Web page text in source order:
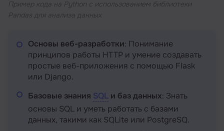
Основы веб-разработки: Понимание
принципов работы HTTP и умение создавать
простые веб-приложения с помощью Flask
или Django.
Базовые знания SQL и баз данных: Знать
основы SQL и уметь работать с базами
данных, такими как SQLite или PostgreSQ.